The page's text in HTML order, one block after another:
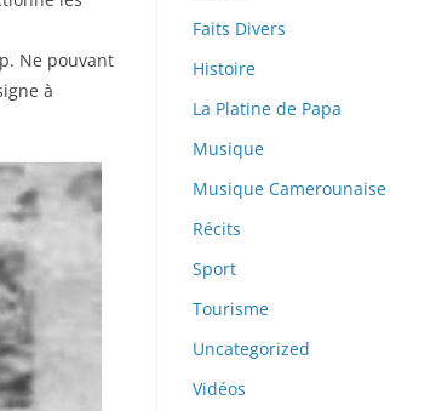
Ne pouvant
à
Faits Divers
Histoire
La Platine de Papa
Musique
Musique Camerounaise
Récits
Sport
Tourisme
Uncategorized
Vidéos